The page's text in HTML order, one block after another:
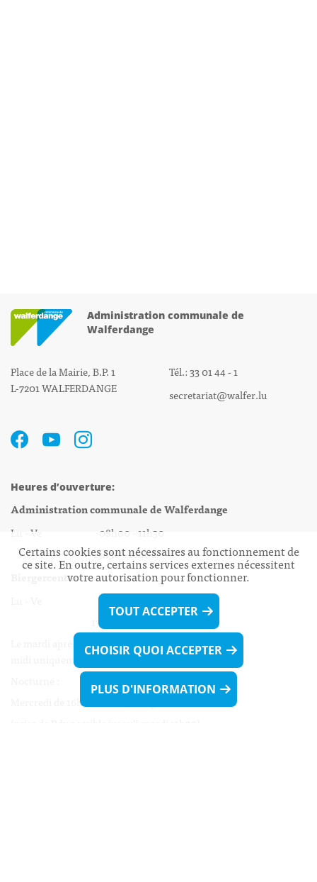
Administration communale de
Walferdange
Place de la Mairie, B.P. 1
L-7201 WALFERDANGE
Tél.: 33 01 44 - 1
secretariat@walfer.lu
Heures d’ouverture:
Administration communale de Walferdange
Lu - Ve 08h00 - 11h30
13h30 - 16h00
Biergercenter
Lu - Ve 08h00 - 11h30
13h30 - 16h00
Le mardi après-midi et le vendredi après-
midi uniquement sur Rdv.
Mercredi de 16h00 - 18h45 uniquement sur Rdv
Certains cookies sont nécessaires au fonctionnement de
ce site. En outre, certains services externes nécessitent
votre autorisation pour fonctionner.
TOUT ACCEPTER
CHOISIR QUOI ACCEPTER
PLUS D'INFORMATION